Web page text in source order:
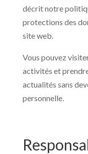
décrit notre
protections des
site web.
Vous pouvez
activités et
actualités sans
personnelle.